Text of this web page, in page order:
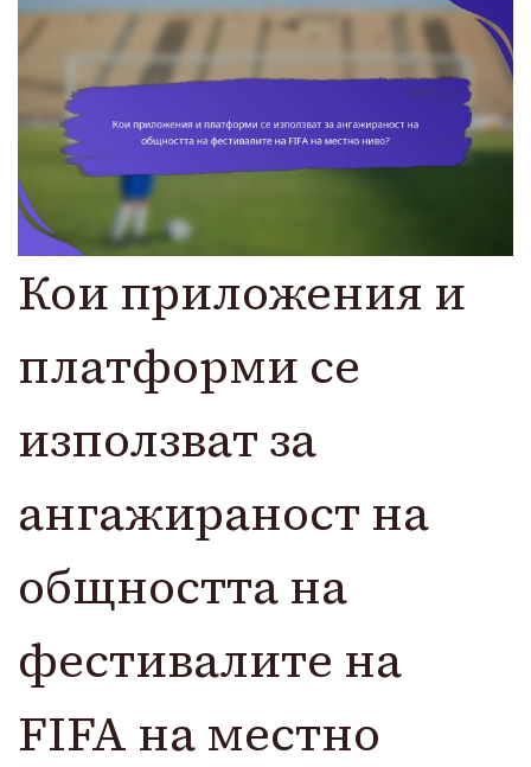
Кои приложения и
платформи се
използват за
ангажираност на
общността на
фестивалите на
FIFA на местно